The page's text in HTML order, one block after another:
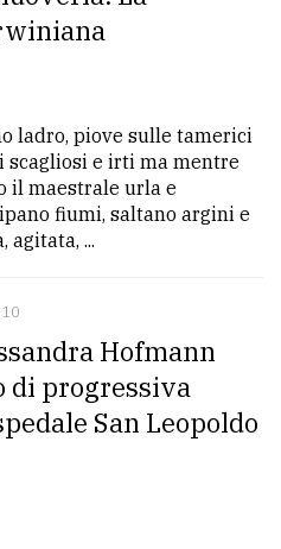
ladro, piove sulle tamerici
scagliosi e irti ma mentre
il maestrale urla e
fiumi, saltano argini e
agitata, ...
Hofmann
di progressiva
San Leopoldo